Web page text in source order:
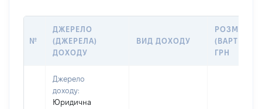
№
ДЖЕРЕЛО
(ДЖЕРЕЛА)
ДОХОДУ
ВИД ДОХОДУ
РОЗМІР
(ВАРТІСТЬ),
ГРН
Джерело
доходу:
Юридична